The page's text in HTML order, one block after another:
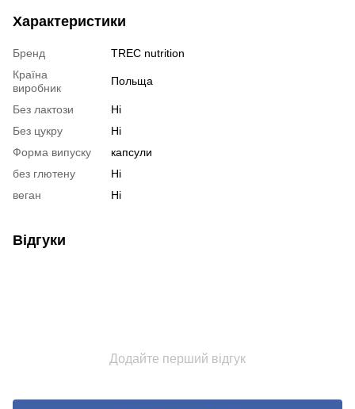
Характеристики
Бренд
TREC nutrition
Країна
виробник
Польща
Без лактози
Ні
Без цукру
Ні
Форма випуску
капсули
без глютену
Ні
веган
Ні
Відгуки
Додайте перший відгук